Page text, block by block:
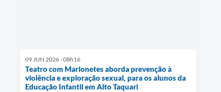
09 JUN 2026 - 08h16
Teatro com Marionetes aborda prevenção à
violência e exploração sexual, para os alunos da
Educação Infantil em Alto Taquari